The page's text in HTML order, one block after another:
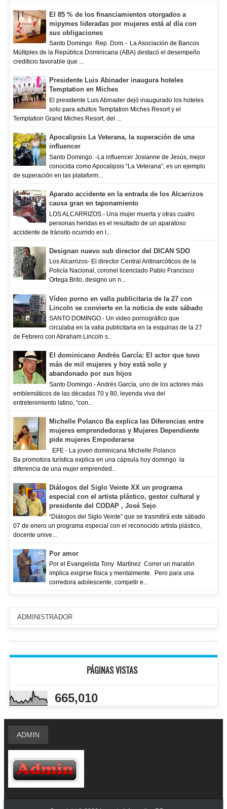
El 85 % de los financiamientos otorgados a
mipymes lideradas por mujeres está al día con
sus obligaciones
Santo Domingo. Rep. Dom.- La Asociación de Bancos
Múltiples de la República Dominicana (ABA) destacó el desempeño
crediticio favorable que ...
Presidente Luis Abinader inaugura hoteles
Temptation en Miches
El presidente Luis Abinader dejó inaugurado los hoteles
solo para adultos Temptation Miches Resort y el
Temptation Grand Miches Resort, del ...
Apocalipsis La Veterana, la superación de una
influencer
Santo Domingo. -La influencer Josianne de Jesús, mejor
conocida como Apocalipsis “La Veterana”, es un ejemplo
de superación en las plataform...
Aparato accidente en la entrada de los Alcarrizos
causa gran en taponamiento
LOS ALCARRIZOS.- Una mujer muerta y otras cuatro
personas heridas es el resultado de un aparatoso
accidente de tránsito ocurrido en l...
Designan nuevo sub director del DICAN SDO
Los Alcarrizos- El director Central Antinarcóticos de la
Policía Nacional, coronel licenciado Pablo Francisco
Ortega Brito, designo un n...
Vídeo porno en valla publicitaria de la 27 con
Lincoln se convierte en la noticia de este sábado
SANTO DOMINGO.- Un video pornográfico que
circulaba en la valla publicitaria en la esquinas de la 27
de Febrero con Abraham Lincoln s...
El dominicano Andrés García: El actor que tuvo
más de mil mujeres y hoy está solo y
abandonado por sus hijos
Santo Domingo.- Andrés García, uno de los actores más
emblemáticos de las décadas 70 y 80, leyenda viva del
entretenimiento latino, “con...
Michelle Polanco Ba explica las Diferencias entre
mujeres emprendedoras y Mujeres Dependiente
pide mujeres Empoderarse
EFE - La joven dominicana Michelle Polanco
Ba promotora turística explica en una cápsula hoy domingo la
diferencia de una mujer emprended...
Diálogos del Siglo Veinte XX un programa
especial con el artista plástico, gestor cultural y
presidente del CODAP , José Sejo
“Diálogos del Siglo Veinte” que se trasmitirá este sábado
07 de enero un programa especial con el reconocido artista plástico,
docente unive...
Por amor
Por el Evangelista Tony Martínez Correr un maratón
implica exigirse física y mentalmente. Pero para una
corredora adolescente, competir e...
ADMINISTRADOR
PÁGINAS VISTAS
665,010
ADMIN